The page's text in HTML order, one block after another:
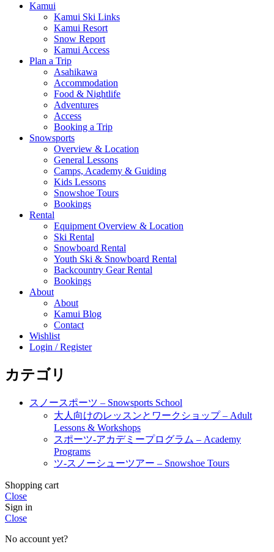
Kamui
Kamui Ski Links
Kamui Resort
Snow Report
Kamui Access
Plan a Trip
Asahikawa
Accommodation
Food & Nightlife
Adventures
Access
Booking a Trip
Snowsports
Overview & Location
General Lessons
Camps, Academy & Guiding
Kids Lessons
Snowshoe Tours
Bookings
Rental
Equipment Overview & Location
Ski Rental
Snowboard Rental
Youth Ski & Snowboard Rental
Backcountry Gear Rental
Bookings
About
About
Kamui Blog
Contact
Wishlist
Login / Register
カテゴリ
スノースポーツ – Snowsports School
大人向けのレッスンとワークショップ – Adult
Lessons & Workshops
スポーツ-アカデミープログラム – Academy
Programs
ツ-スノーシューツアー – Snowshoe Tours
Shopping cart
Close
Sign in
Close
No account yet?